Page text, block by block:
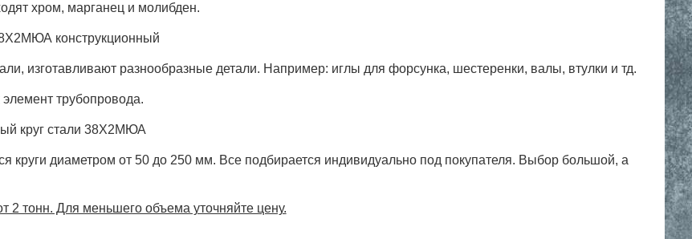
хром, марганец и молибден.
конструкционный
изготавливают разнообразные детали. Например: иглы для форсунка, шестеренки, валы, втулки и тд.
трубопровода.
круг стали 38Х2МЮА
круги диаметром от 50 до 250 мм. Все подбирается индивидуально под покупателя. Выбор большой, а
2 тонн. Для меньшего объема уточняйте цену.